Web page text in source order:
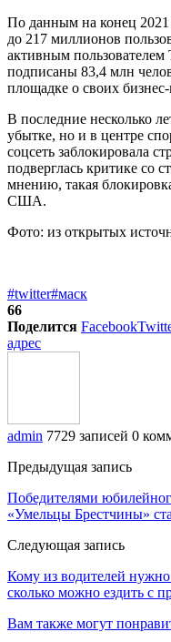
По данным на конец 2021
до 217 миллионов
активным пользователем
подписаны 83,4 млн
площадке о своих
В последние несколько
убытке, но и в центре
соцсеть заблокировала
подверглась критике со
мнению, такая
США.
Фото: из открытых
#twitter#маск
66
Поделится Facebook
адрес
admin 7729 записей 0
Предыдущая запись
Победителями
«Умельцы Брестчины»
Следующая запись
Кому из водителей нужно
сколько можно ездить с
Вам также могут